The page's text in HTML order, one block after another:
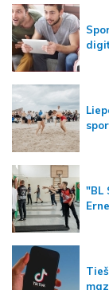
"BL